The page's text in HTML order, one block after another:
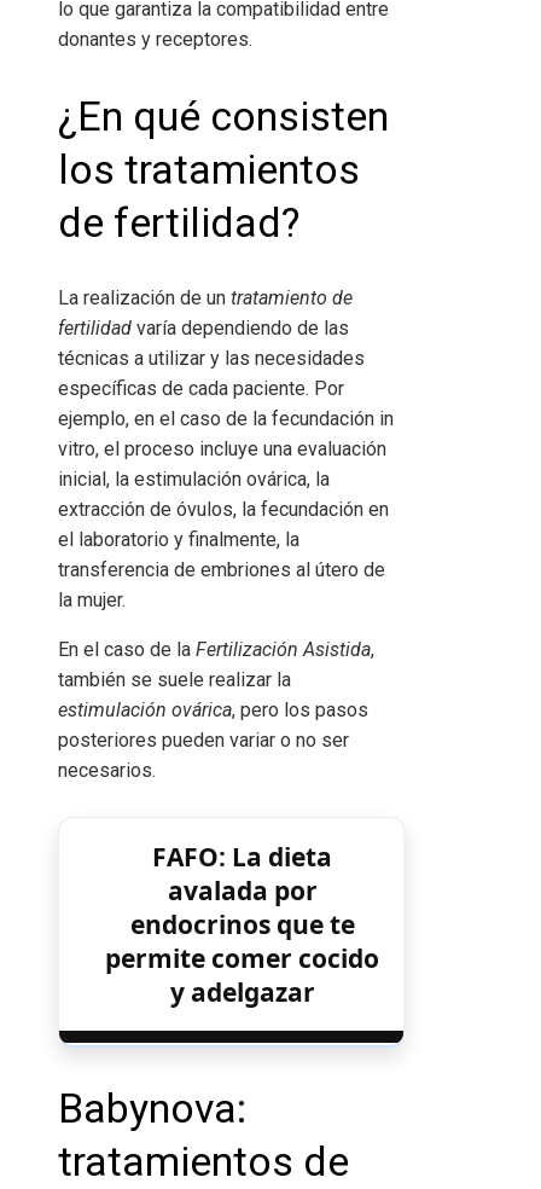
lo que garantiza la compatibilidad entre
donantes y receptores.
¿En qué consisten
los tratamientos
de fertilidad?
La realización de un tratamiento de
fertilidad varía dependiendo de las
técnicas a utilizar y las necesidades
específicas de cada paciente. Por
ejemplo, en el caso de la fecundación in
vitro, el proceso incluye una evaluación
inicial, la estimulación ovárica, la
extracción de óvulos, la fecundación en
el laboratorio y finalmente, la
transferencia de embriones al útero de
la mujer.
En el caso de la Fertilización Asistida,
también se suele realizar la
estimulación ovárica, pero los pasos
posteriores pueden variar o no ser
necesarios.
FAFO: La dieta
avalada por
endocrinos que te
permite comer cocido
y adelgazar
Babynova:
tratamientos de